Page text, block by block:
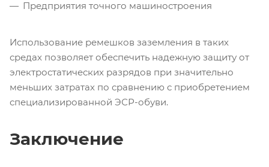
Предприятия точного машиностроения
Использование ремешков заземления в таких
средах позволяет обеспечить надежную защиту от
электростатических разрядов при значительно
меньших затратах по сравнению с приобретением
специализированной ЭСР-обуви.
Заключение